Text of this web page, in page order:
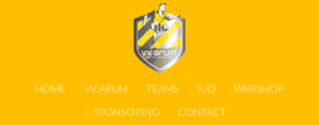
HOME VV ARUM TEAMS SJO
WEBSHOP
SPONSORING
CONTACT